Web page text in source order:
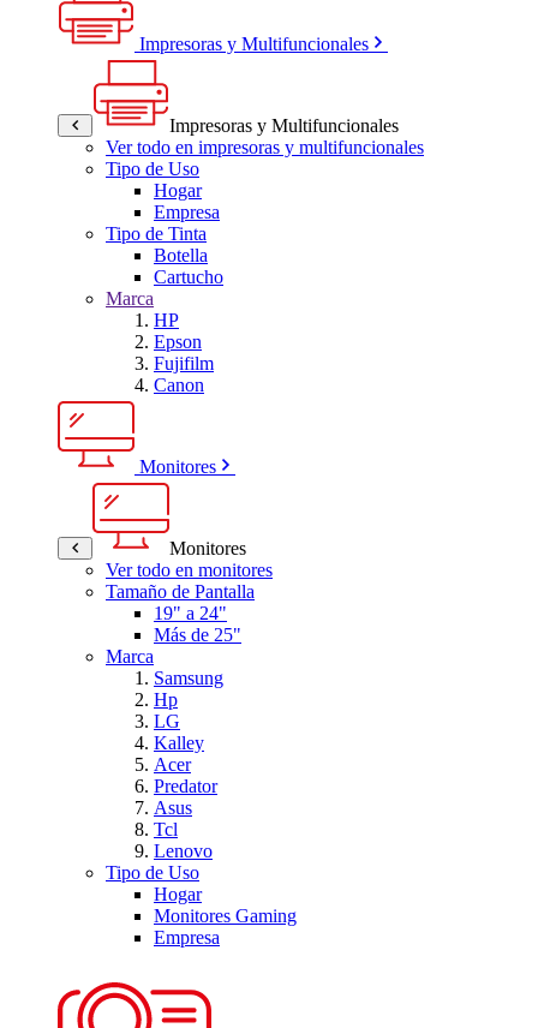
Impresoras y Multifuncionales
Impresoras y Multifuncionales
Ver todo en impresoras y multifuncionales
Tipo de Uso
Hogar
Empresa
Tipo de Tinta
Botella
Cartucho
Marca
HP
Epson
Fujifilm
Canon
Monitores
Monitores
Ver todo en monitores
Tamaño de Pantalla
19" a 24"
Más de 25"
Marca
Samsung
Hp
LG
Kalley
Acer
Predator
Asus
Tcl
Lenovo
Tipo de Uso
Hogar
Monitores Gaming
Empresa